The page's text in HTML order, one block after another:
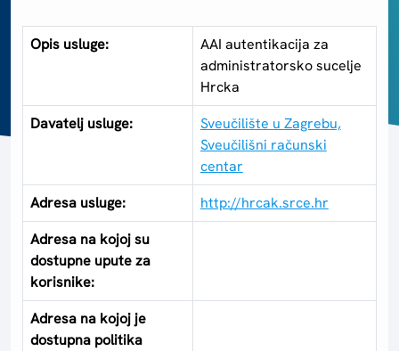
Opis usluge:
AAI autentikacija za
administratorsko sucelje
Hrcka
Davatelj usluge:
Sveučilište u Zagrebu,
Sveučilišni računski
centar
Adresa usluge:
http://hrcak.srce.hr
Adresa na kojoj su
dostupne upute za
korisnike:
Adresa na kojoj je
dostupna politika